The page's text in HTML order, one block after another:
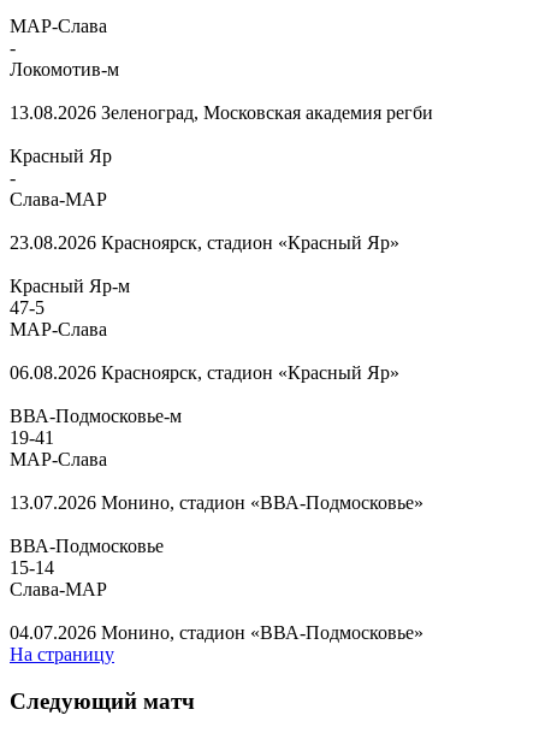
МАР-Слава
-
Локомотив-м
13.08.2026 Зеленоград, Московская академия регби
Красный Яр
-
Слава-МАР
23.08.2026 Красноярск, стадион «Красный Яр»
Красный Яр-м
47-5
МАР-Слава
06.08.2026 Красноярск, стадион «Красный Яр»
ВВА-Подмосковье-м
19-41
МАР-Слава
13.07.2026 Монино, стадион «ВВА-Подмосковье»
ВВА-Подмосковье
15-14
Слава-МАР
04.07.2026 Монино, стадион «ВВА-Подмосковье»
На страницу
Следующий матч